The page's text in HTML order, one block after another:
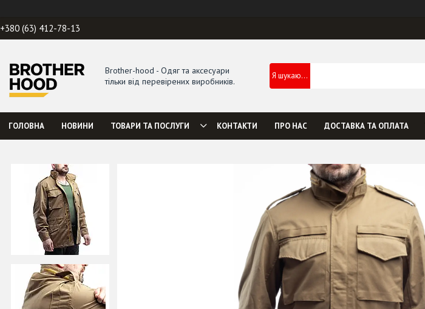
+380 (63) 412-78-13
Brother-hood - Одяг та аксесуари
тільки від перевірених виробників.
ГОЛОВНА НОВИНИ ТОВАРИ ТА ПОСЛУГИ КОНТАКТИ ПРО НАС ДОСТАВКА ТА ОПЛАТА